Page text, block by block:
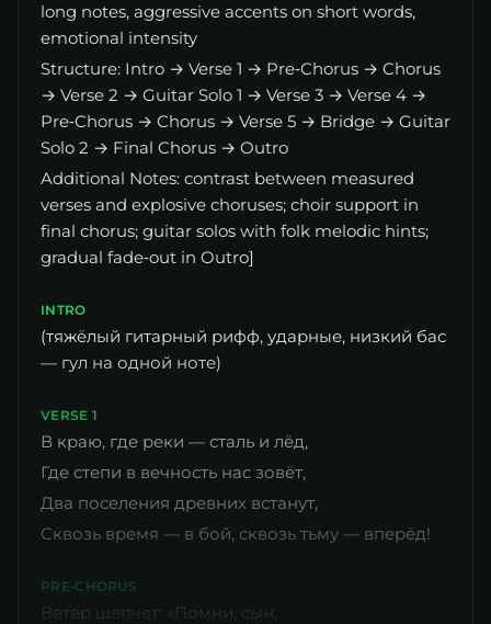
long notes, aggressive accents on short words,
emotional intensity
Structure: Intro → Verse 1 → Pre‑Chorus → Chorus
→ Verse 2 → Guitar Solo 1 → Verse 3 → Verse 4 →
Pre‑Chorus → Chorus → Verse 5 → Bridge → Guitar
Solo 2 → Final Chorus → Outro
Additional Notes: contrast between measured
verses and explosive choruses; choir support in
final chorus; guitar solos with folk melodic hints;
gradual fade‑out in Outro]
INTRO
(тяжёлый гитарный рифф, ударные, низкий бас
— гул на одной ноте)
VERSE 1
В краю, где реки — сталь и лёд,
Где степи в вечность нас зовёт,
Два поселения древних встанут,
Сквозь время — в бой, сквозь тьму — вперёд!
PRE‑CHORUS
Ветер шепчет: «Помни, сын,